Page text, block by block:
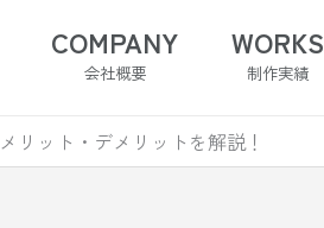
COMPANY
会社概要
WORKS
制作実績
リット・デメリットを解説！